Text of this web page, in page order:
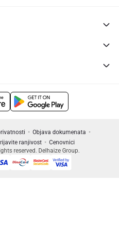
Objava dokumenata
ranjivost
Cenovnici
reserved. Delhaize Group.